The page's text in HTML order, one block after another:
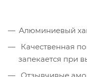
Алюминиевый
запекается при